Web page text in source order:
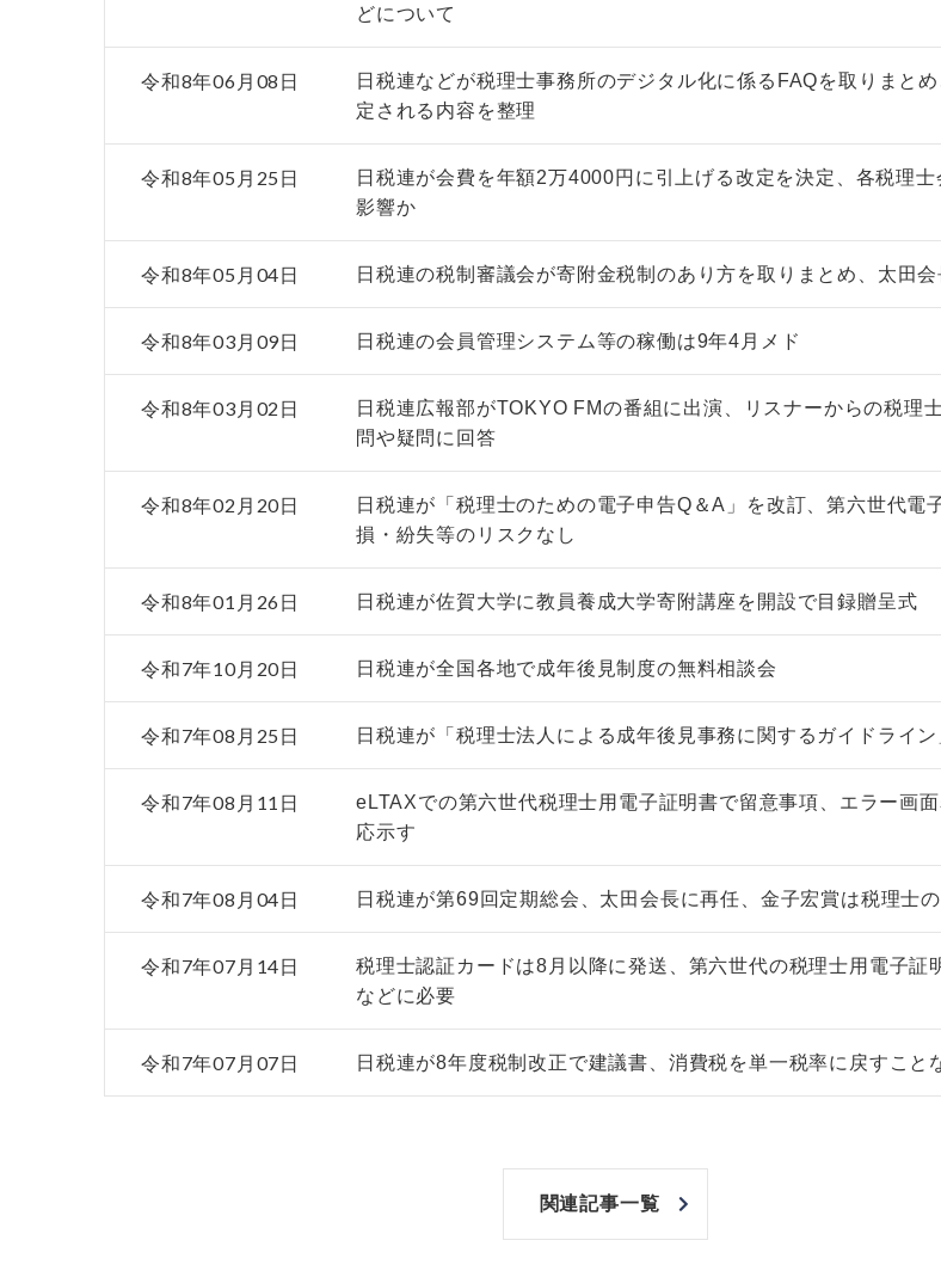
どについて
令和8年06月08日
日税連などが税理士事務所のデジタル化に係るFAQを取りまと
定される内容を整理
令和8年05月25日
日税連が会費を年額2万4000円に引上げる改定を決定、各税理士
影響か
令和8年05月04日 日税連の税制審議会が寄附金税制のあり方を取りまとめ、太田会
令和8年03月09日 日税連の会員管理システム等の稼働は9年4月メド
令和8年03月02日
日税連広報部がTOKYO FMの番組に出演、リスナーからの税理
問や疑問に回答
令和8年02月20日
日税連が「税理士のための電子申告Q＆A」を改訂、第六世代電
損・紛失等のリスクなし
令和8年01月26日 日税連が佐賀大学に教員養成大学寄附講座を開設で目録贈呈式
令和7年10月20日 日税連が全国各地で成年後見制度の無料相談会
令和7年08月25日 日税連が「税理士法人による成年後見事務に関するガイドライ
令和7年08月11日
eLTAXでの第六世代税理士用電子証明書で留意事項、エラー画
応示す
令和7年08月04日 日税連が第69回定期総会、太田会長に再任、金子宏賞は税理士
令和7年07月14日
税理士認証カードは8月以降に発送、第六世代の税理士用電子証
などに必要
令和7年07月07日 日税連が8年度税制改正で建議書、消費税を単一税率に戻すこと
関連記事一覧
非上場株式の評価の仕方と記載
例（令和8年版）
市街